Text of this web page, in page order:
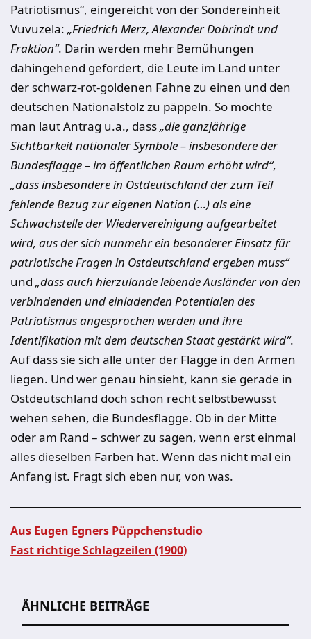
Patriotismus“, eingereicht von der Sondereinheit
Vuvuzela: „Friedrich Merz, Alexander Dobrindt und
Fraktion“. Darin werden mehr Bemühungen
dahingehend gefordert, die Leute im Land unter
der schwarz-rot-goldenen Fahne zu einen und den
deutschen Nationalstolz zu päppeln. So möchte
man laut Antrag u.a., dass„die ganzjährige
Sichtbarkeit nationaler Symbole – insbesondere der
Bundesflagge – im öffentlichen Raum erhöht wird“,
„dass insbesondere in Ostdeutschland der zum Teil
fehlende Bezug zur eigenen Nation (…) als eine
Schwachstelle der Wiedervereinigung aufgearbeitet
wird, aus der sich nunmehr ein besonderer Einsatz für
patriotische Fragen in Ostdeutschland ergeben muss“
und „dass auch hierzulande lebende Ausländer von den
verbindenden und einladenden Potentialen des
Patriotismus angesprochen werden und ihre
Identifikation mit dem deutschen Staat gestärkt wird“.
Auf dass sie sich alle unter der Flagge in den Armen
liegen. Und wer genau hinsieht, kann sie gerade in
Ostdeutschland doch schon recht selbstbewusst
wehen sehen, die Bundesflagge. Ob in der Mitte
oder am Rand – schwer zu sagen, wenn erst einmal
alles dieselben Farben hat. Wenn das nicht mal ein
Anfang ist. Fragt sich eben nur, von was.
Aus Eugen Egners Püppchenstudio
Fast richtige Schlagzeilen (1900)
ÄHNLICHE BEITRÄGE